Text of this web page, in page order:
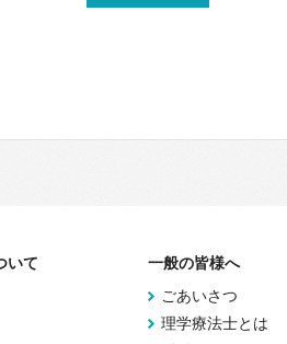
いて
一般の皆様へ
ごあいさつ
理学療法士とは